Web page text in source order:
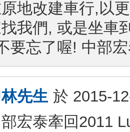
地改建車行,以
我們, 或是坐車
要忘了喔! 中部
先生 於 2015-
宏泰牽回2011